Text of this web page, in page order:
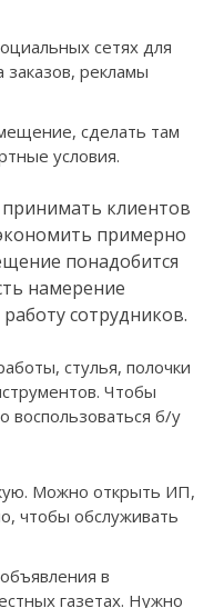
сетях для
заказов, рекламы
сделать там
условия.
клиентов
примерно
понадобится
намерение
сотрудников.
стулья, полочки
Чтобы
воспользоваться б/у
Можно открыть ИП,
чтобы обслуживать
в
газетах. Нужно